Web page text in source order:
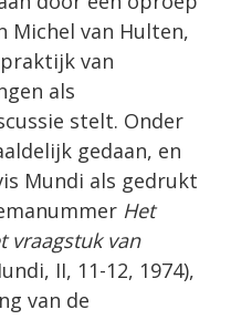
Michel van Hulten,
van
als
stelt. Onder
gedaan, en
Mundi als gedrukt
Het
vraagstuk van
II, 11-12, 1974),
van de